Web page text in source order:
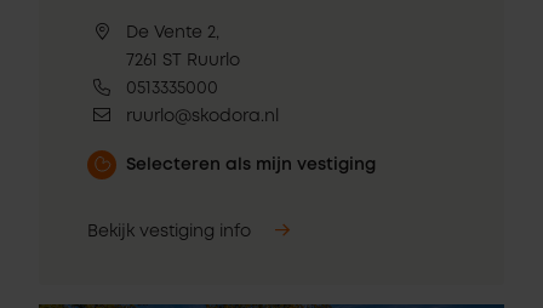
De Vente 2,
7261 ST Ruurlo
0513335000
ruurlo@skodora.nl
Selecteren als mijn vestiging
Bekijk vestiging info